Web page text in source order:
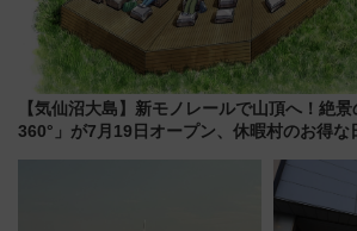
【気仙沼大島】新モノレールで山頂へ！絶
360°」が7月19日オープン、休暇村のお得な